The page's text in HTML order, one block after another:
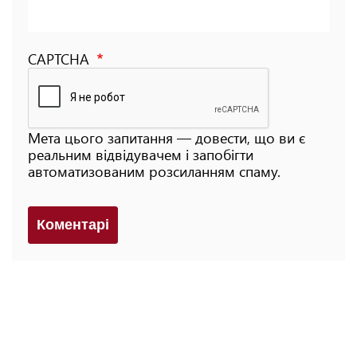
CAPTCHA
Мета цього запитання — довести, що ви є
реальним відвідувачем і запобігти
автоматизованим розсиланням спаму.
Коментарi